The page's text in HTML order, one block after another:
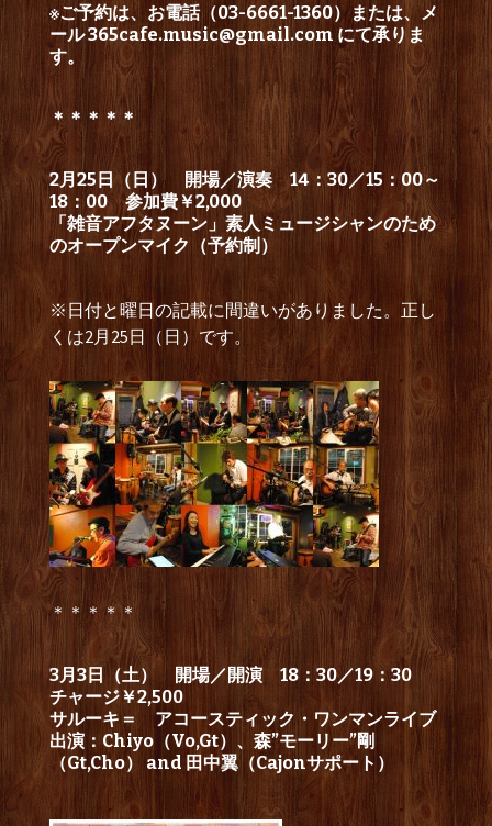
※ご予約は、お電話（03-6661-1360）または、メ
ール365cafe.music@gmail.com にて承りま
す。
＊＊＊＊＊
2月25日（日） 開場／演奏 14：30／15 ：00～
18：00 参加費￥2,000
「雑音アフタヌーン」素人ミュージシャンのため
のオープンマイク（予約制）
※日付と曜日の記載に間違いがありました。正し
くは2月25日（日）です。
＊＊＊＊＊
3月3日（土） 開場／開演 18：30／19：30
チャージ￥2,500
サルーキ＝ アコースティック・ワンマンライブ
出演：Chiyo（Vo,Gt）、森”モーリー”剛
（Gt,Cho） and 田中翼（Cajonサポート）